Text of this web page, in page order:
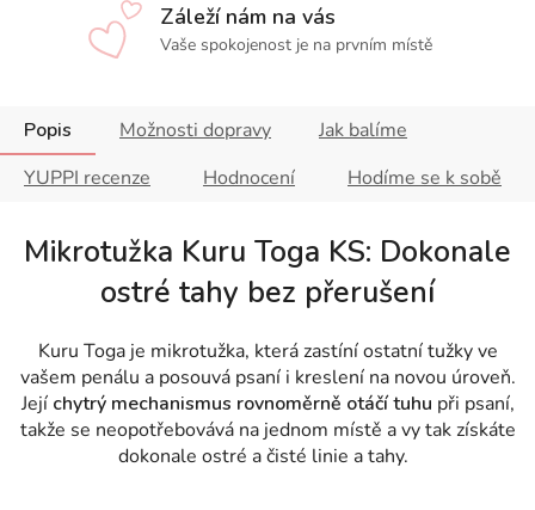
Záleží nám na vás
Vaše spokojenost je na prvním místě
Popis Možnosti dopravy
Jak balíme
YUPPI recenze
Hodnocení Hodíme se k sobě
Mikrotužka Kuru Toga KS: Dokonale
ostré tahy bez přerušení
Kuru Toga je mikrotužka, která zastíní ostatní tužky ve
vašem penálu a posouvá psaní i kreslení na novou úroveň.
Její chytrý mechanismus rovnoměrně otáčí tuhu při psaní,
takže se neopotřebovává na jednom místě a vy tak získáte
dokonale ostré a čisté linie a tahy.